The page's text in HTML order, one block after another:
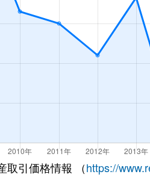
取引価格情報 （https://